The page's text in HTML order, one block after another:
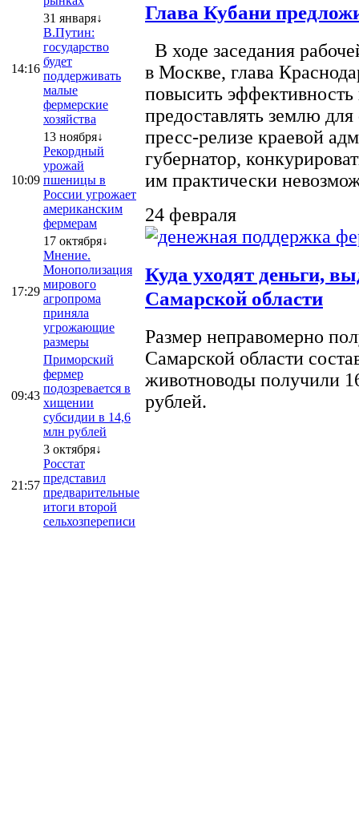
14:16
31 января↓
В.Путин:
государство
будет
поддерживать
малые
фермерские
хозяйства
10:09
13 ноября↓
Рекордный
урожай
пшеницы в
России угрожает
американским
фермерам
17:29
17 октября↓
Мнение.
Монополизация
мирового
агропрома
приняла
угрожающие
размеры
09:43
Приморский
фермер
подозревается в
хищении
субсидии в 14,6
млн рублей
21:57
3 октября↓
Росстат
представил
предварительные
итоги второй
сельхозпереписи
Глава Кубани
В ходе заседания
в Москве, глава
повысить эффективность
предоставлять землю
пресс-релизе краевой
губернатор,
им практически
24 февраля
Куда уходят деньги,
Самарской области
Размер неправомерно
Самарской области
животноводы получили
рублей.